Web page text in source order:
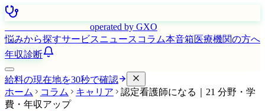
operated by GXO
悩みから探すサービスニュース コラム本音箱医療機関の方へ
年収診断
給料の現在地を30秒で確認
ホーム
コラム キャリア
認定看護師になる｜21 分野・学
費・年収アップ